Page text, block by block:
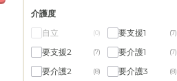
介護度
自立
(0) 要支援1 (7)
要支援2 (7) 要介護1 (7)
要介護2 (8) 要介護3 (8)